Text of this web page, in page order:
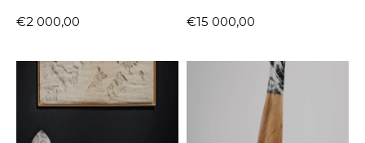
€2 000,00 €15 000,00